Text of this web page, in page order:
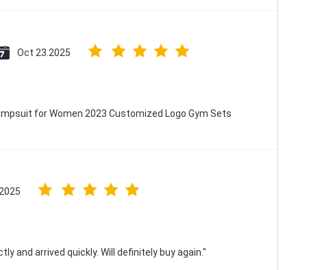
Oct 23.2025
for Women 2023 Customized Logo Gym Sets
and arrived quickly. Will definitely buy again."